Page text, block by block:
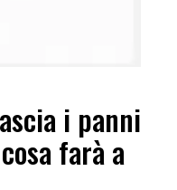
i panni
farà a